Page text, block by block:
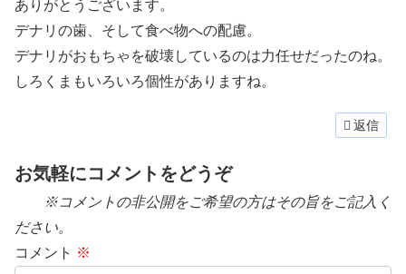
ありがとうございます。
デナリの歯、そして食べ物への配慮。
デナリがおもちゃを破壊しているのは力任せだったのね。
しろくまもいろいろ個性がありますね。
返信
お気軽にコメントをどうぞ
※コメントの非公開をご希望の方はその旨をご記入く
ださい。
コメント ※